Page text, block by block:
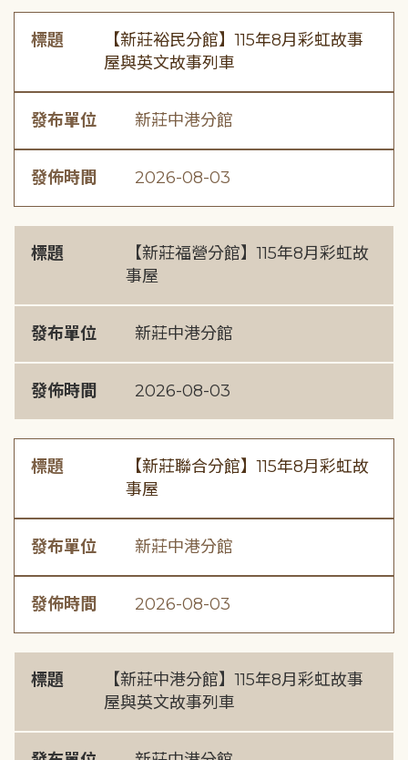
標題
【新莊裕民分館】115年8月彩虹故事
屋與英文故事列車
發布單位 新莊中港分館
發佈時間 2026-08-03
標題
【新莊福營分館】115年8月彩虹故
事屋
發布單位 新莊中港分館
發佈時間 2026-08-03
標題
【新莊聯合分館】115年8月彩虹故
事屋
發布單位 新莊中港分館
發佈時間 2026-08-03
標題
【新莊中港分館】115年8月彩虹故事
屋與英文故事列車